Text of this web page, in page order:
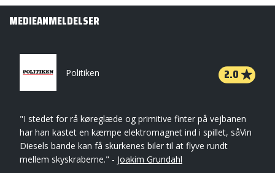
MEDIEANMELDELSER
Politiken 2.0
"I stedet for rå køreglæde og primitive finter på vejbanen
har han kastet en kæmpe elektromagnet ind i spillet, såVin
Diesels bande kan få skurkenes biler til at flyve rundt
mellem skyskraberne." - Joakim Grundahl